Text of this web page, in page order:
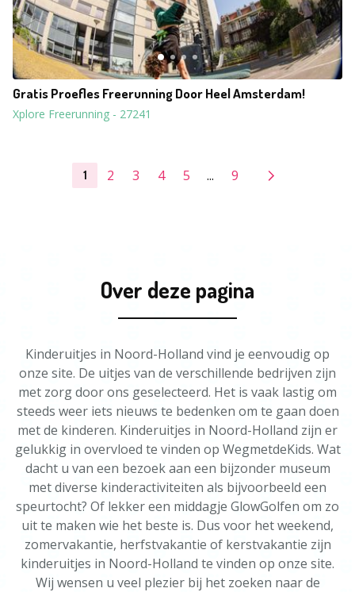
Gratis Proefles Freerunning Door Heel Amsterdam!
Xplore Freerunning - 27241
1 2 3 4 5 ... 9
Over deze pagina
Kinderuitjes in Noord-Holland vind je eenvoudig op
onze site. De uitjes van de verschillende bedrijven zijn
met zorg door ons geselecteerd. Het is vaak lastig om
steeds weer iets nieuws te bedenken om te gaan doen
met de kinderen. Kinderuitjes in Noord-Holland zijn er
gelukkig in overvloed te vinden op WegmetdeKids. Wat
dacht u van een bezoek aan een bijzonder museum
met diverse kinderactiviteiten als bijvoorbeeld een
speurtocht? Of lekker een middagje GlowGolfen om zo
uit te maken wie het beste is. Dus voor het weekend,
zomervakantie, herfstvakantie of kerstvakantie zijn
kinderuitjes in Noord-Holland te vinden op onze site.
Wij wensen u veel plezier bij het zoeken naar de